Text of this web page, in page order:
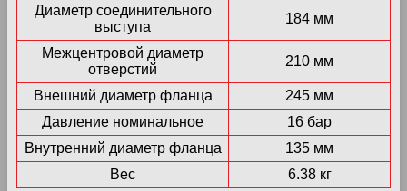
Диаметр соединительного
выступа
184 мм
Межцентровой диаметр
отверстий
210 мм
Внешний диаметр фланца
245 мм
Давление номинальное
16 бар
Внутренний диаметр фланца
135 мм
Вес
6.38 кг